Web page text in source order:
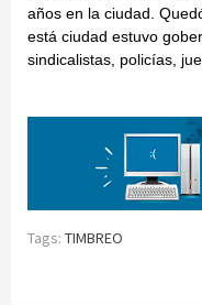
años en la ciudad.
está ciudad estuvo
sindicalistas, policías,
Tags: TIMBREO